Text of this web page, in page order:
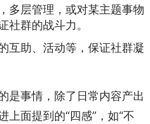
多层管理，或对某主题事物
社群的战斗力。
互助、活动等，保证社群凝
是事情，除了日常内容产出
上面提到的“四感”，如“不